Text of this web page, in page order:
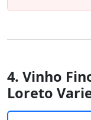
4. Vinho
Loreto